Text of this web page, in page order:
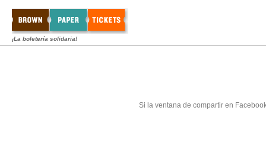
¡La boletería solidaria!
Si la ventana de compartir en